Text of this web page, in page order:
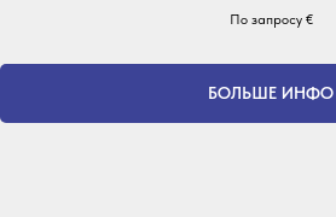
По запросу €
БОЛЬШЕ ИНФО